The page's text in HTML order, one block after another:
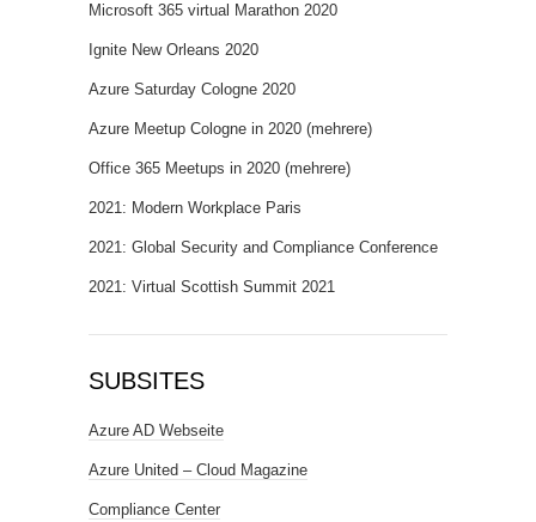
Microsoft 365 virtual Marathon 2020
Ignite New Orleans 2020
Azure Saturday Cologne 2020
Azure Meetup Cologne in 2020 (mehrere)
Office 365 Meetups in 2020 (mehrere)
2021: Modern Workplace Paris
2021: Global Security and Compliance Conference
2021: Virtual Scottish Summit 2021
SUBSITES
Azure AD Webseite
Azure United – Cloud Magazine
Compliance Center